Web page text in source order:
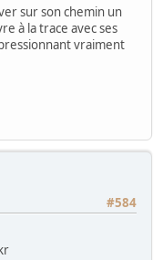
sur son chemin un
à la trace avec ses
vraiment
#584